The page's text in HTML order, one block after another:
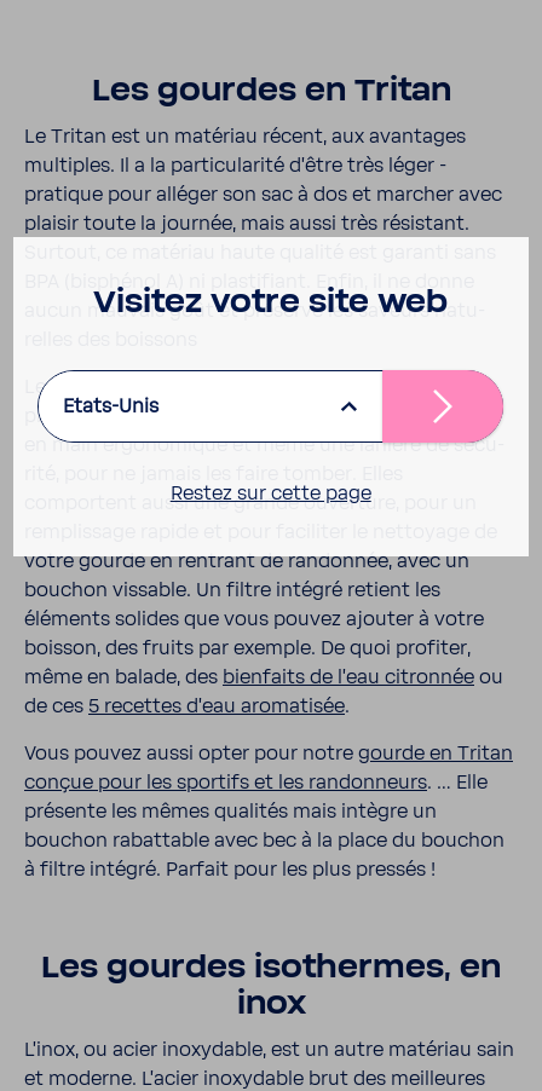
Les gourdes en Tritan
Le Tritan est un maté­riau récent, aux avan­tages
multiples. Il a la parti­cu­la­rité d’être très léger -
pratique pour alléger son sac à dos et marcher avec
plaisir toute la journée, mais aussi très résis­tant.
BPA (bisphénol A) ni plas­ti­fiant. Enfin, il ne donne
aucun mauvais goût et préserve les saveurs natu­
Les
sont donc saines… Et
pratiques : conte­nance bien étudiée, (600ml), prise
en main ergo­no­mique et même une lanière de sécu­
comportent aussi une grande ouver­ture, pour un
votre gourde en rentrant de randonnée, avec un
bouchon vissable. Un filtre intégré retient les
éléments solides que vous pouvez ajouter à votre
boisson, des fruits par exemple. De quoi profiter,
même en balade, des bien­faits de l'eau citronnée ou
de ces 5 recettes d'eau aroma­tisée.
Vous pouvez aussi opter pour notre gourde en Tritan
conçue pour les spor­tifs et les randon­neurs. … Elle
présente les mêmes qualités mais intègre un
bouchon rabat­table avec bec à la place du bouchon
à filtre intégré. Parfait pour les plus pressés !
Les gourdes isothermes, en
inox
L'inox, ou acier inoxy­dable, est un autre maté­riau sain
et moderne. L'acier inoxy­dable brut des meilleures
Visitez votre site web
Etats-Unis
Restez sur cette page